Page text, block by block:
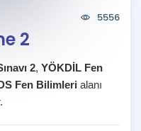
5556
2
2, YÖKDİL Fen
Fen Bilimleri alanı